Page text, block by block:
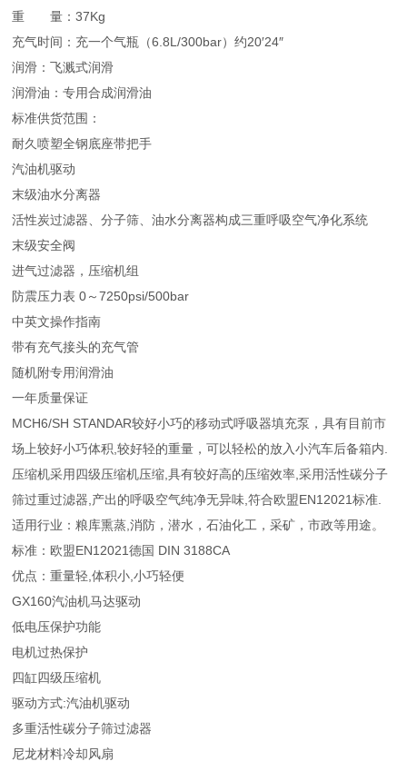
重 量：37Kg
充气时间：充一个气瓶（6.8L/300bar）约20′24″
润滑：飞溅式润滑
润滑油：专用合成润滑油
标准供货范围：
耐久喷塑全钢底座带把手
汽油机驱动
末级油水分离器
活性炭过滤器、分子筛、油水分离器构成三重呼吸空气净化系统
末级安全阀
进气过滤器，压缩机组
防震压力表 0～7250psi/500bar
中英文操作指南
带有充气接头的充气管
随机附专用润滑油
一年质量保证
MCH6/SH STANDAR较好小巧的移动式呼吸器填充泵，具有目前市
场上较好小巧体积,较好轻的重量，可以轻松的放入小汽车后备箱内.
压缩机采用四级压缩机压缩,具有较好高的压缩效率,采用活性碳分子
筛过重过滤器,产出的呼吸空气纯净无异味,符合欧盟EN12021标准.
适用行业：粮库熏蒸,消防，潜水，石油化工，采矿，市政等用途。
标准：欧盟EN12021德国 DIN 3188CA
优点：重量轻,体积小,小巧轻便
GX160汽油机马达驱动
低电压保护功能
电机过热保护
四缸四级压缩机
驱动方式:汽油机驱动
多重活性碳分子筛过滤器
尼龙材料冷却风扇